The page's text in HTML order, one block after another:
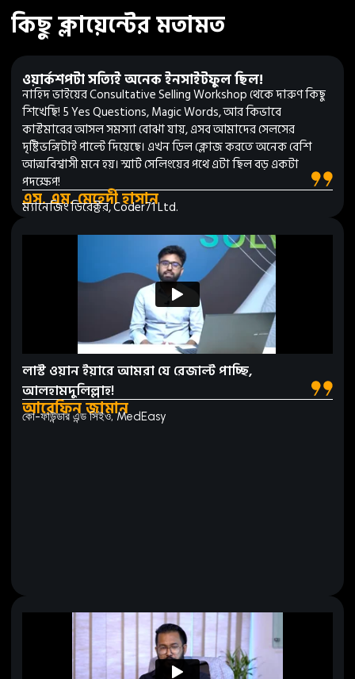
কিছু ক্লায়েন্টের মতামত
ওয়ার্কশপটা সত্যিই অনেক ইনসাইটফুল ছিল!
নাহিদ ভাইয়ের Consultative Selling Workshop থেকে দারুণ কিছু
শিখেছি! 5 Yes Questions, Magic Words, আর কিভাবে
কাস্টমারের আসল সমস্যা বোঝা যায়, এসব আমাদের সেলসের
দৃষ্টিভঙ্গিটাই পাল্টে দিয়েছে। এখন ডিল ক্লোজ করতে অনেক বেশি
আত্মবিশ্বাসী মনে হয়। স্মার্ট সেলিংয়ের পথে এটা ছিল বড় একটা
পদক্ষেপ!
এস. এম. মেহেদী হাসান
ম্যানেজিং ডিরেক্টর, Coder71 Ltd.
লাস্ট ওয়ান ইয়ারে আমরা যে রেজাল্ট পাচ্ছি,
আলহামদুলিল্লাহ!
আরেফিন জামান
কো-ফাউন্ডার এন্ড সিইও, MedEasy